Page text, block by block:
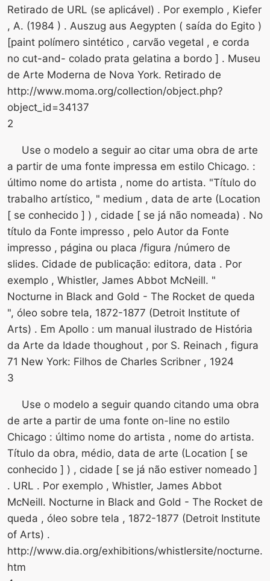
Retirado de URL (se aplicável) . Por exemplo , Kiefer
, A. (1984 ) . Auszug aus Aegypten ( saída do Egito )
[paint polímero sintético , carvão vegetal , e corda
no cut-and- colado prata gelatina a bordo ] . Museu
de Arte Moderna de Nova York. Retirado de
http://www.moma.org/collection/object.php?
object_id=34137
2
Use o modelo a seguir ao citar uma obra de arte
a partir de uma fonte impressa em estilo Chicago. :
último nome do artista , nome do artista. "Título do
trabalho artístico, " medium , data de arte (Location
[ se conhecido ] ) , cidade [ se já não nomeada) . No
título da Fonte impresso , pelo Autor da Fonte
impresso , página ou placa /figura /número de
slides. Cidade de publicação: editora, data . Por
exemplo , Whistler, James Abbot McNeill. "
Nocturne in Black and Gold - The Rocket de queda
", óleo sobre tela, 1872-1877 (Detroit Institute of
Arts) . Em Apollo : um manual ilustrado de História
da Arte da Idade thoughout , por S. Reinach , figura
71 New York: Filhos de Charles Scribner , 1924
3
Use o modelo a seguir quando citando uma obra
de arte a partir de uma fonte on-line no estilo
Chicago : último nome do artista , nome do artista.
Título da obra, médio, data de arte (Location [ se
conhecido ] ) , cidade [ se já não estiver nomeado ]
. URL . Por exemplo , Whistler, James Abbot
McNeill. Nocturne in Black and Gold - The Rocket de
queda , óleo sobre tela , 1872-1877 (Detroit Institute
of Arts) .
http://www.dia.org/exhibitions/whistlersite/nocturne.
htm